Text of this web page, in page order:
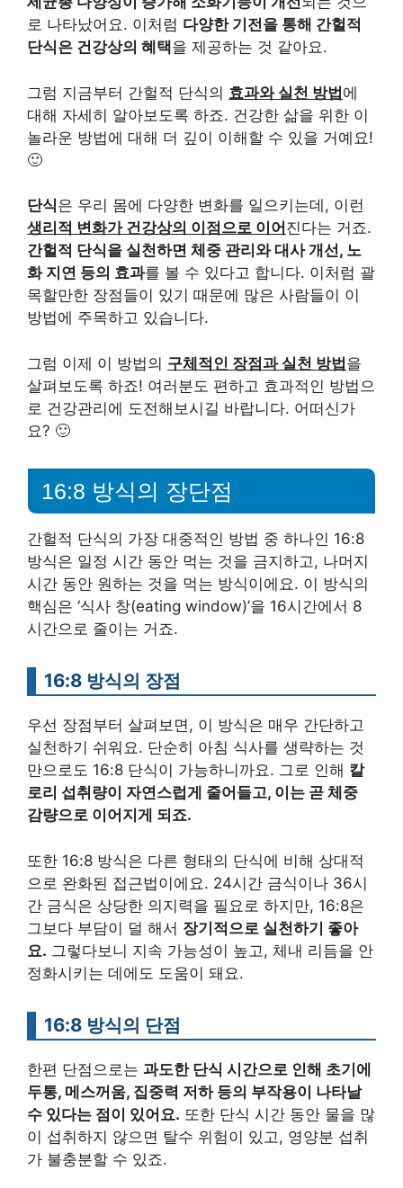
로 나타났어요. 이처럼 다양한 기전을 통해 간헐적
단식은 건강상의 혜택을 제공하는 것 같아요.
그럼 지금부터 간헐적 단식의 효과와 실천 방법에
대해 자세히 알아보도록 하죠. 건강한 삶을 위한 이
놀라운 방법에 대해 더 깊이 이해할 수 있을 거예요!
🙂
단식은 우리 몸에 다양한 변화를 일으키는데, 이런
생리적 변화가 건강상의 이점으로 이어 진다는 거죠.
간헐적 단식을 실천하면 체중 관리와 대사 개선, 노
화 지연 등의 효과를 볼 수 있다고 합니다. 이처럼 괄
목할만한 장점들이 있기 때문에 많은 사람들이 이
방법에 주목하고 있습니다.
그럼 이제 이 방법의 구체적인 장점과 실천 방법을
살펴보도록 하죠! 여러분도 편하고 효과적인 방법으
로 건강관리에 도전해보시길 바랍니다. 어떠신가
요? 🙂
16:8 방식의 장단점
간헐적 단식의 가장 대중적인 방법 중 하나인 16:8
방식은 일정 시간 동안 먹는 것을 금지하고, 나머지
시간 동안 원하는 것을 먹는 방식이에요. 이 방식의
핵심은 ‘식사 창(eating window)’을 16시간에서 8
시간으로 줄이는 거죠.
16:8 방식의 장점
우선 장점부터 살펴보면, 이 방식은 매우 간단하고
실천하기 쉬워요. 단순히 아침 식사를 생략하는 것
만으로도 16:8 단식이 가능하니까요. 그로 인해 칼
로리 섭취량이 자연스럽게 줄어들고, 이는 곧 체중
감량으로 이어지게 되죠.
또한 16:8 방식은 다른 형태의 단식에 비해 상대적
으로 완화된 접근법이에요. 24시간 금식이나 36시
간 금식은 상당한 의지력을 필요로 하지만, 16:8은
그보다 부담이 덜 해서 장기적으로 실천하기 좋아
요. 그렇다보니 지속 가능성이 높고, 체내 리듬을 안
정화시키는 데에도 도움이 돼요.
16:8 방식의 단점
한편 단점으로는 과도한 단식 시간으로 인해 초기에
두통, 메스꺼움, 집중력 저하 등의 부작용이 나타날
수 있다는 점이 있어요. 또한 단식 시간 동안 물을 많
이 섭취하지 않으면 탈수 위험이 있고, 영양분 섭취
가 불충분할 수 있죠.